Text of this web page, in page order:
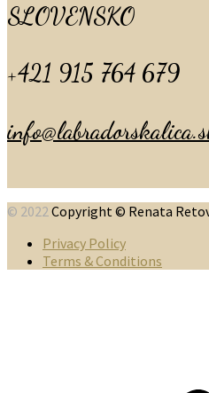
SLOVENSKO
+421 915 764 679
© 2022 Copyright © Renata
Privacy Policy
Terms & Conditions